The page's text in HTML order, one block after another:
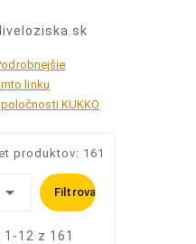
linku
KUKKO
produktov: 161
 Filtrovať
12 z 161